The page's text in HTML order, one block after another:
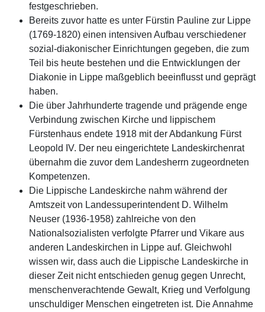
festgeschrieben.
Bereits zuvor hatte es unter Fürstin Pauline zur Lippe
(1769-1820) einen intensiven Aufbau verschiedener
sozial-diakonischer Einrichtungen gegeben, die zum
Teil bis heute bestehen und die Entwicklungen der
Diakonie in Lippe maßgeblich beeinflusst und geprägt
haben.
Die über Jahrhunderte tragende und prägende enge
Verbindung zwischen Kirche und lippischem
Fürstenhaus endete 1918 mit der Abdankung Fürst
Leopold IV. Der neu eingerichtete Landeskirchenrat
übernahm die zuvor dem Landesherrn zugeordneten
Kompetenzen.
Die Lippische Landeskirche nahm während der
Amtszeit von Landessuperintendent D. Wilhelm
Neuser (1936-1958) zahlreiche von den
Nationalsozialisten verfolgte Pfarrer und Vikare aus
anderen Landeskirchen in Lippe auf. Gleichwohl
wissen wir, dass auch die Lippische Landeskirche in
dieser Zeit nicht entschieden genug gegen Unrecht,
menschenverachtende Gewalt, Krieg und Verfolgung
unschuldiger Menschen eingetreten ist. Die Annahme